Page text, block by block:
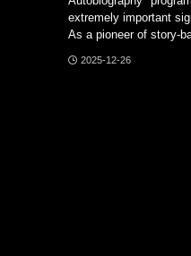
extremely important
As a pioneer of story-
2025-12-26